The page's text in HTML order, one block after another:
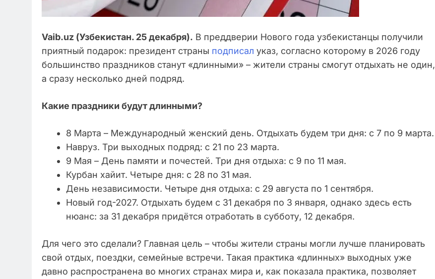
Vaib.uz (Узбекистан. 25 декабря). В преддверии Нового года узбекистанцы получили
приятный подарок: президент страны подписал указ, согласно которому в 2026 году
большинство праздников станут «длинными» – жители страны смогут отдыхать не один,
а сразу несколько дней подряд.
Какие праздники будут длинными?
8 Марта – Международный женский день. Отдыхать будем три дня: с 7 по 9 марта.
Навруз. Три выходных подряд: с 21 по 23 марта.
9 Мая – День памяти и почестей. Три дня отдыха: с 9 по 11 мая.
Курбан хайит. Четыре дня: с 28 по 31 мая.
День независимости. Четыре дня отдыха: с 29 августа по 1 сентября.
Новый год-2027. Отдыхать будем с 31 декабря по 3 января, однако здесь есть
нюанс: за 31 декабря придётся отработать в субботу, 12 декабря.
Для чего это сделали? Главная цель – чтобы жители страны могли лучше планировать
свой отдых, поездки, семейные встречи. Такая практика «длинных» выходных уже
давно распространена во многих странах мира и, как показала практика, позволяет